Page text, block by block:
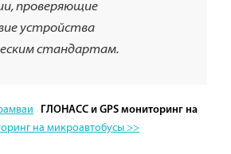
проверяющие
устройства
стандартам.
ГЛОНАСС и GPS мониторинг на
на микроавтобусы >>